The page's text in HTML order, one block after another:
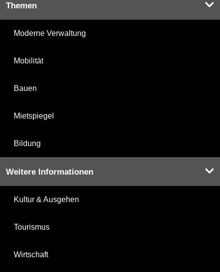
Themen
Moderne Verwaltung
Mobilität
Bauen
Mietspiegel
Bildung
Weitere Informationen
Kultur & Ausgehen
Tourismus
Wirtschaft